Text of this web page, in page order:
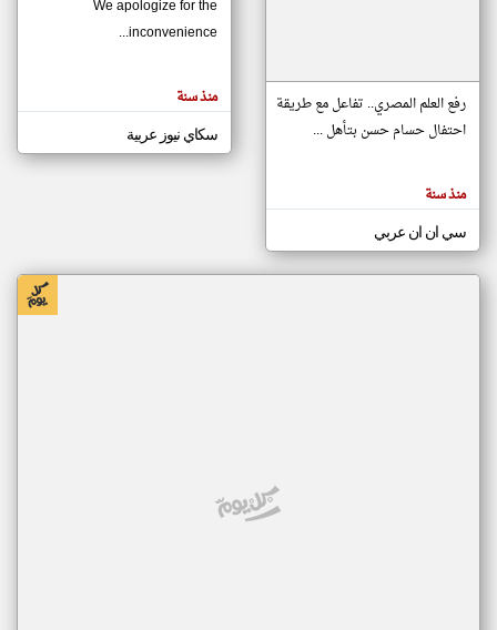
مصادر الأخبار من موريتانيا
اخبار موريتانيا على مدار الساعة
أهم اخبار موريتانيا العاجلة والمباشرة
المقالات
الموجوده
هنا عن
رفع العلم المصري.. تفاعل مع طريقة
احتفال حسام حسن بتأهل ...
منذ سنة
سي ان ان عربي
We apologize for the
inconvenience...
منذ سنة
سكاي نيوز عربية
klyoum.com